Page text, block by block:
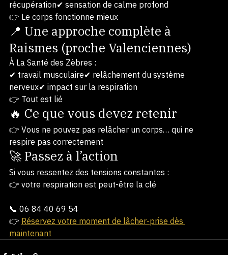
récupération✔ sensation de calme profond
👉 Le corps fonctionne mieux
📍 Une approche complète à
Raismes (proche Valenciennes)
À La Santé des Zèbres :
✔ travail musculaire✔ relâchement du système
nerveux✔ impact sur la respiration
👉 Tout est lié
🔥 Ce que vous devez retenir
👉 Vous ne pouvez pas relâcher un corps… qui ne
respire pas correctement
🚀 Passez à l’action
Si vous ressentez des tensions constantes :
📞 06 84 40 69 54
👉 Réservez votre moment de lâcher-prise dès
maintenant